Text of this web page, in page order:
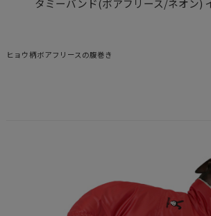
タミーバンド(ボアフリース/ネオン)
ヒョウ柄ボアフリースの腹巻き